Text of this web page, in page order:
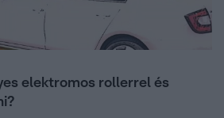
elektromos rollerrel és